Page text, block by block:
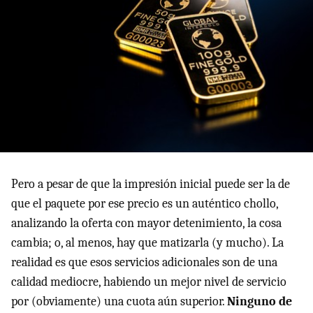
Pero a pesar de que la impresión inicial puede ser la de
que el paquete por ese precio es un auténtico chollo,
analizando la oferta con mayor detenimiento, la cosa
cambia; o, al menos, hay que matizarla (y mucho). La
realidad es que esos servicios adicionales son de una
calidad mediocre, habiendo un mejor nivel de servicio
por (obviamente) una cuota aún superior.Ninguno de